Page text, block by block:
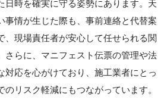
日時を確実に守る姿勢にあります。天
事情が生じた際も、事前連絡と代替案
、現場責任者が安心して任せられる関
さらに、マニフェスト伝票の管理や法
対応を心がけており、施工業者にとっ
リスク軽減にもつながっています。